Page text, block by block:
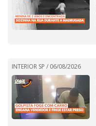
INTERIOR SP / 06/08/2026